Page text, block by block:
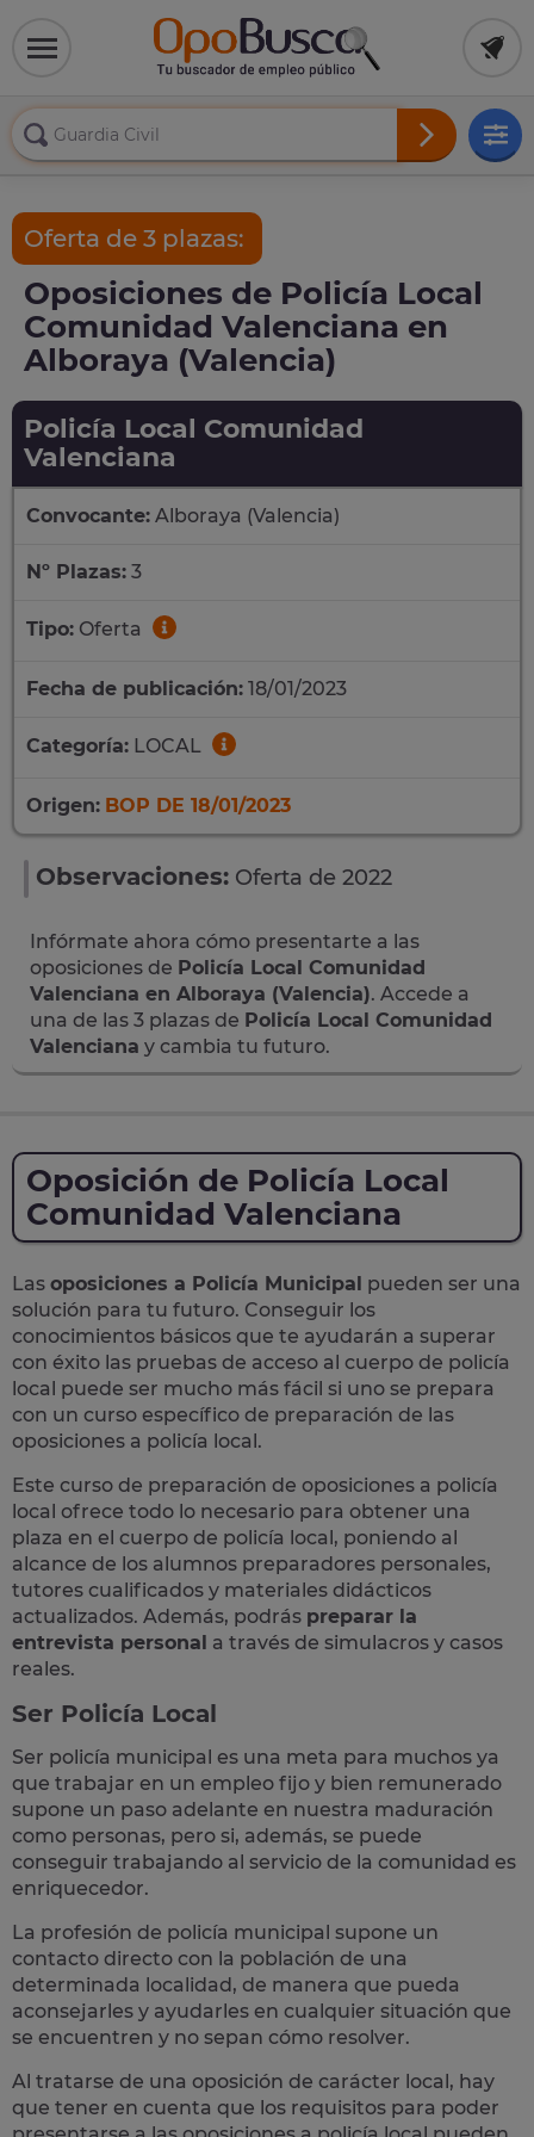
Oferta de 3 plazas:
Oposiciones de Policía Local
Comunidad Valenciana en
Alboraya (Valencia)
Policía Local Comunidad
Valenciana
Convocante: Alboraya (Valencia)
Nº Plazas: 3
Tipo: Oferta
Fecha de publicación: 18/01/2023
Categoría: LOCAL
Origen: BOP DE 18/01/2023
Observaciones: Oferta de 2022
Infórmate ahora cómo presentarte a las
oposiciones de Policía Local Comunidad
Valenciana en Alboraya (Valencia). Accede a
una de las 3 plazas de Policía Local Comunidad
Valenciana y cambia tu futuro.
Oposición de Policía Local
Comunidad Valenciana
Las oposiciones a Policía Municipal pueden ser una
solución para tu futuro. Conseguir los
conocimientos básicos que te ayudarán a superar
con éxito las pruebas de acceso al cuerpo de policía
local puede ser mucho más fácil si uno se prepara
con un curso específico de preparación de las
oposiciones a policía local.
Este curso de preparación de oposiciones a policía
local ofrece todo lo necesario para obtener una
plaza en el cuerpo de policía local, poniendo al
alcance de los alumnos preparadores personales,
tutores cualificados y materiales didácticos
actualizados. Además, podrás preparar la
entrevista personal a través de simulacros y casos
reales.
Ser Policía Local
Ser policía municipal es una meta para muchos ya
que trabajar en un empleo fijo y bien remunerado
supone un paso adelante en nuestra maduración
como personas, pero si, además, se puede
conseguir trabajando al servicio de la comunidad es
enriquecedor.
La profesión de policía municipal supone un
contacto directo con la población de una
determinada localidad, de manera que pueda
aconsejarles y ayudarles en cualquier situación que
se encuentren y no sepan cómo resolver.
Al tratarse de una oposición de carácter local, hay
que tener en cuenta que los requisitos para poder